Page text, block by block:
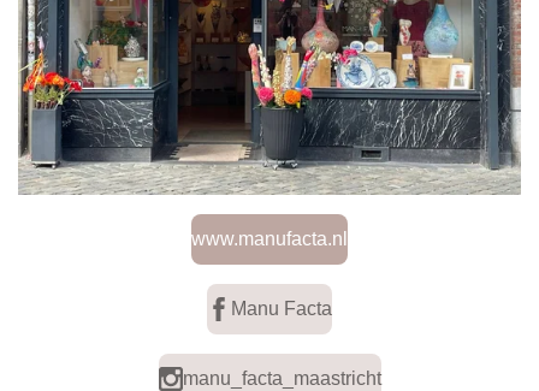
www.manufacta.nl
Manu Facta
manu_facta_maastricht